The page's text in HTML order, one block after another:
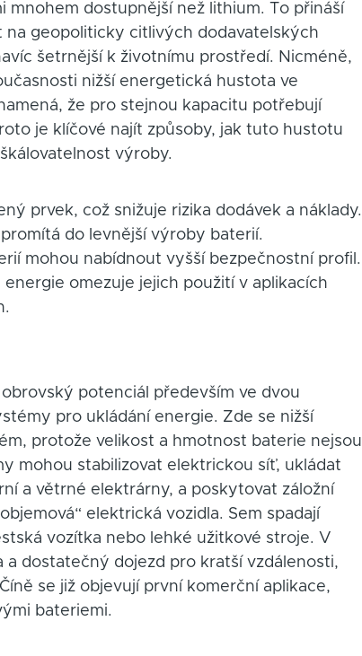
dostupnější než lithium. To přináší
na geopoliticky citlivých dodavatelských
šetrnější k životnímu prostředí. Nicméně,
nižší energetická hustota ve
že pro stejnou kapacitu potřebují
je klíčové najít způsoby, jak tuto hustotu
výroby.
prvek, což snižuje rizika dodávek a náklady.
do levnější výroby baterií.
mohou nabídnout vyšší bezpečnostní profil.
energie omezuje jejich použití v aplikacích
potenciál především ve dvou
pro ukládání energie. Zde se nižší
protože velikost a hmotnost baterie nejsou
mohou stabilizovat elektrickou síť, ukládat
a větrné elektrárny, a poskytovat záložní
elektrická vozidla. Sem spadají
vozítka nebo lehké užitkové stroje. V
dostatečný dojezd pro kratší vzdálenosti,
se již objevují první komerční aplikace,
bateriemi.